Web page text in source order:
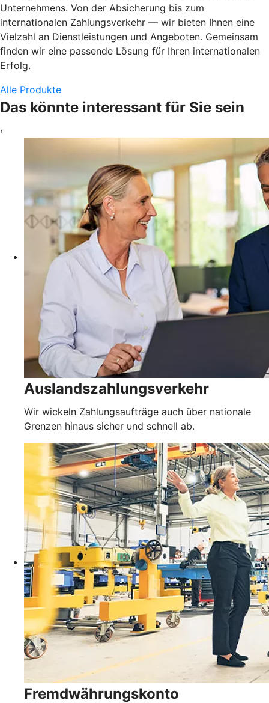
Unternehmens. Von der Absicherung bis zum
internationalen Zahlungsverkehr — wir bieten Ihnen eine
Vielzahl an Dienstleistungen und Angeboten. Gemeinsam
finden wir eine passende Lösung für Ihren internationalen
Erfolg.
Alle Produkte
Das könnte interessant für Sie sein
‹
Auslandszahlungsverkehr
Wir wickeln Zahlungsaufträge auch über nationale
Grenzen hinaus sicher und schnell ab.
Fremdwährungskonto